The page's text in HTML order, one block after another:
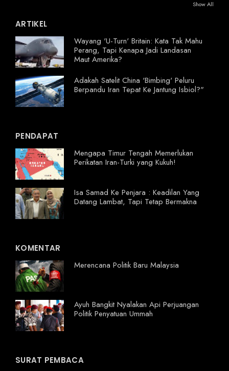
Show All
ARTIKEL
Wayang 'U-Turn' Britain: Kata Tak Mahu
Perang, Tapi Kenapa Jadi Landasan
Maut Amerika?
Adakah Satelit China 'Bimbing' Peluru
Berpandu Iran Tepat Ke Jantung Isbiol?"
PENDAPAT
Mengapa Timur Tengah Memerlukan
Perikatan Iran-Turki yang Kukuh!
Isa Samad Ke Penjara : Keadilan Yang
Datang Lambat, Tapi Tetap Bermakna
KOMENTAR
Merencana Politik Baru Malaysia
Ayuh Bangkit Nyalakan Api Perjuangan
Politik Penyatuan Ummah
SURAT PEMBACA